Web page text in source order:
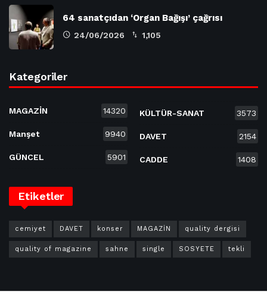
64 sanatçıdan ‘Organ Bağışı’ çağrısı
24/06/2026 1,105
Kategoriler
MAGAZİN 14320
Manşet 9940
GÜNCEL 5901
KÜLTÜR-SANAT 3573
DAVET 2154
CADDE 1408
Etiketler
cemiyet DAVET konser MAGAZİN quality dergisi
quality of magazine sahne single SOSYETE tekli